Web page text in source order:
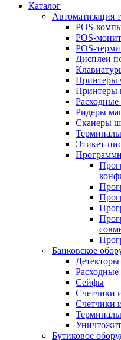
Каталог
Автоматизация
POS-
POS-
POS-
Дисплеи
Принтеры
Принтеры
Ридеры
Сканеры
Этикет-
Банковское
Сейфы
Счетчики
Счетчики
Бутиковое